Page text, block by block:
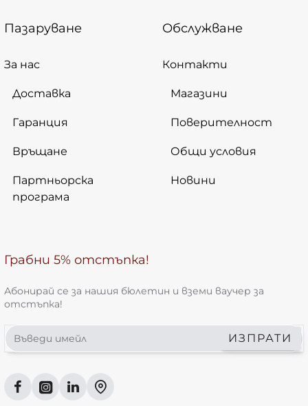
Пазаруване
За нас
Доставка
Гаранция
Връщане
Партньорска
програма
Обслужване
Контакти
Магазини
Поверителност
Общи условия
Новини
Грабни 5% отстъпка!
Абонирай се за нашия бюлетин и вземи ваучер за
отстъпка!
Въведи
имейл
ИЗПРАТИ